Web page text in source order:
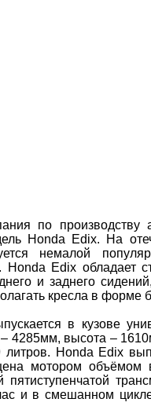
по
Honda Edix. На
немалой
Honda Edix обладает
и заднего
кресла в форме
в кузове
4285мм, высота –
Honda Edix
мотором
пятиступенчатой
и в смешанном